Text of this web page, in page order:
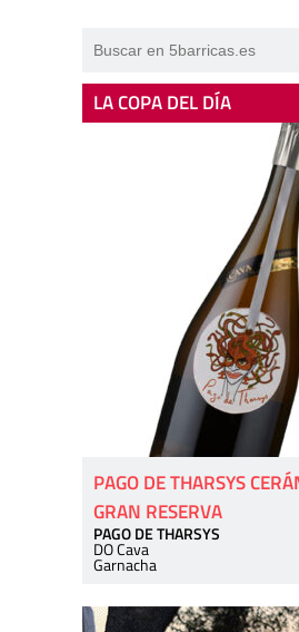
LA COPA DEL DÍA
PAGO DE THARSYS
GRAN RESERVA
PAGO DE THARSYS
DO Cava
Garnacha